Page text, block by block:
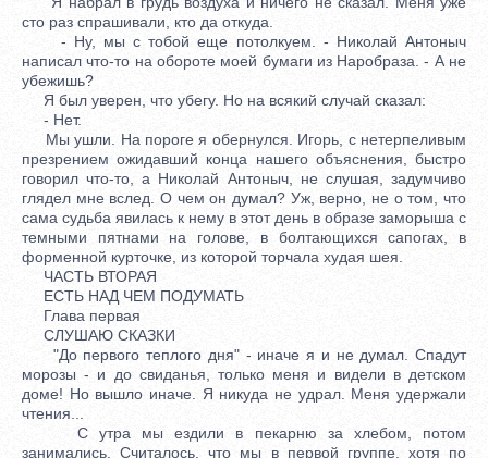
сто раз спрашивали, кто да откуда.
- Ну, мы с тобой еще потолкуем. - Николай Антоныч
написал что-то на обороте моей бумаги из Наробраза. - А не
убежишь?
Я был уверен, что убегу. Но на всякий случай сказал:
- Нет.
Мы ушли. На пороге я обернулся. Игорь, с нетерпеливым
презрением ожидавший конца нашего объяснения, быстро
говорил что-то, а Николай Антоныч, не слушая, задумчиво
глядел мне вслед. О чем он думал? Уж, верно, не о том, что
сама судьба явилась к нему в этот день в образе заморыша с
темными пятнами на голове, в болтающихся сапогах, в
форменной курточке, из которой торчала худая шея.
ЧАСТЬ ВТОРАЯ
ЕСТЬ НАД ЧЕМ ПОДУМАТЬ
Глава первая
СЛУШАЮ СКАЗКИ
"До первого теплого дня" - иначе я и не думал. Спадут
морозы - и до свиданья, только меня и видели в детском
доме! Но вышло иначе. Я никуда не удрал. Меня удержали
чтения...
С утра мы ездили в пекарню за хлебом, потом
занимались. Считалось, что мы в первой группе, хотя по